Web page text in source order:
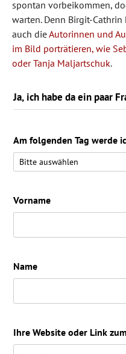
spontan vorbeikommen,
warten. Denn Birgit-
auch dieAutorinnen und
im Bild porträtieren, wie
oder Tanja Maljartschuk.
Ja, ich habe da ein paar
Am folgenden Tag werde
Vorname
Name
Ihre Website oder Link